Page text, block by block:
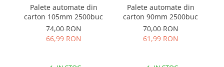
Palete automate din
carton 105mm 2500buc
74,00 RON
66,99 RON
Palete automate din
carton 90mm 2500buc
70,00 RON
61,99 RON